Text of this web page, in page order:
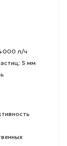
л/ч
5 мм